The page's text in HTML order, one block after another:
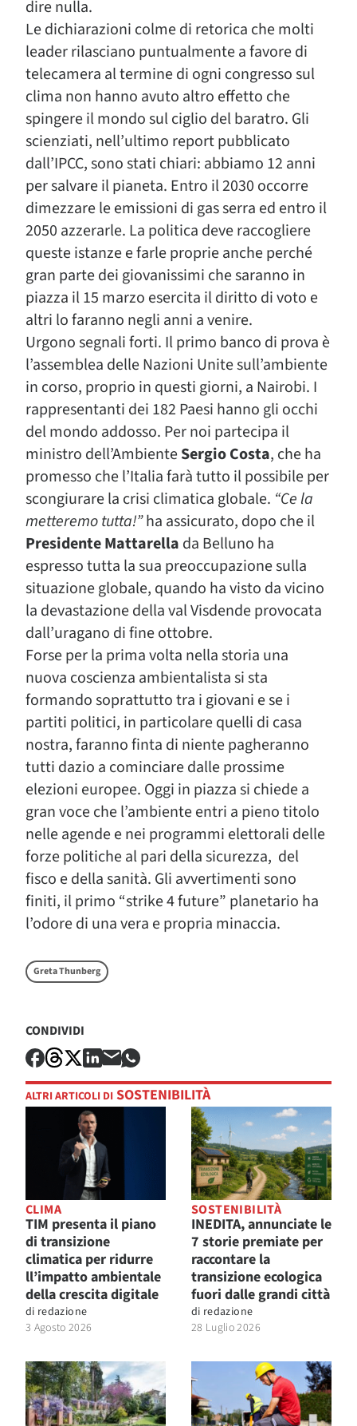
dire nulla.
Le dichiarazioni colme di retorica che molti
leader rilasciano puntualmente a favore di
telecamera al termine di ogni congresso sul
clima non hanno avuto altro effetto che
spingere il mondo sul ciglio del baratro. Gli
scienziati, nell’ultimo report pubblicato
dall’IPCC, sono stati chiari: abbiamo 12 anni
per salvare il pianeta. Entro il 2030 occorre
dimezzare le emissioni di gas serra ed entro il
2050 azzerarle. La politica deve raccogliere
queste istanze e farle proprie anche perché
gran parte dei giovanissimi che saranno in
piazza il 15 marzo esercita il diritto di voto e
altri lo faranno negli anni a venire.
Urgono segnali forti. Il primo banco di prova è
l’assemblea delle Nazioni Unite sull’ambiente
in corso, proprio in questi giorni, a Nairobi. I
rappresentanti dei 182 Paesi hanno gli occhi
del mondo addosso. Per noi partecipa il
ministro dell’AmbienteSergio Costa, che ha
promesso che l’Italia farà tutto il possibile per
scongiurare la crisi climatica globale. “Ce la
metteremo tutta!”ha assicurato, dopo che il
Presidente Mattarella da Belluno ha
espresso tutta la sua preoccupazione sulla
situazione globale, quando ha visto da vicino
la devastazione della val Visdende provocata
dall’uragano di fine ottobre.
Forse per la prima volta nella storia una
nuova coscienza ambientalista si sta
formando soprattutto tra i giovani e se i
partiti politici, in particolare quelli di casa
nostra, faranno finta di niente pagheranno
tutti dazio a cominciare dalle prossime
elezioni europee. Oggi in piazza si chiede a
gran voce che l’ambiente entri a pieno titolo
nelle agende e nei programmi elettorali delle
forze politiche al pari della sicurezza, del
fisco e della sanità. Gli avvertimenti sono
finiti, il primo “strike 4 future” planetario ha
l’odore di una vera e propria minaccia.
Greta Thunberg
CONDIVIDI
ALTRI ARTICOLI DI SOSTENIBILITÀ
CLIMA
TIM presenta il piano
di transizione
climatica per ridurre
ll’impatto ambientale
della crescita digitale
di redazione
3 Agosto 2026
SOSTENIBILITÀ
INEDITA, annunciate le
7 storie premiate per
raccontare la
transizione ecologica
fuori dalle grandi città
di redazione
28 Luglio 2026